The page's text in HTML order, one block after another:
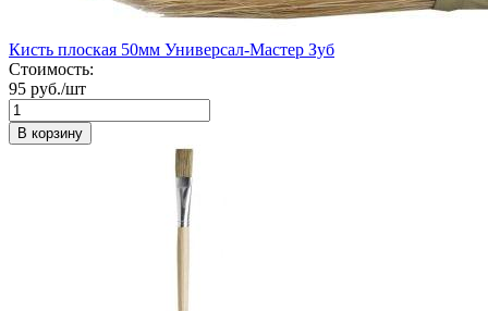
Кисть плоская 50мм Универсал-Мастер Зуб
Стоимость:
95 руб./шт
В корзину